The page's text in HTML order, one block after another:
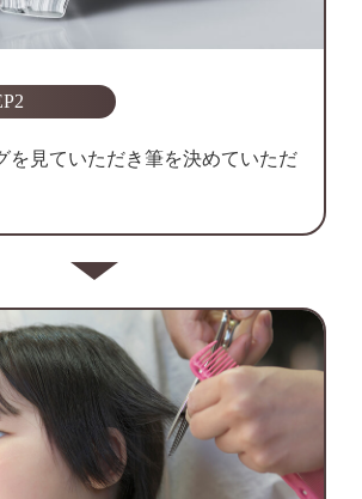
を見ていただき筆を決めていただ